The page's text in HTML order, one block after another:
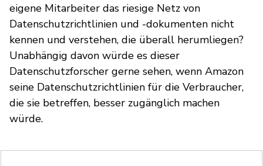
eigene Mitarbeiter das riesige Netz von
Datenschutzrichtlinien und -dokumenten nicht
kennen und verstehen, die überall herumliegen?
Unabhängig davon würde es dieser
Datenschutzforscher gerne sehen, wenn Amazon
seine Datenschutzrichtlinien für die Verbraucher,
die sie betreffen, besser zugänglich machen
würde.